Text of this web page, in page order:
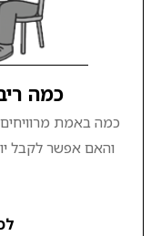
כמה
כמה באמת
והאם אפשר לקבל